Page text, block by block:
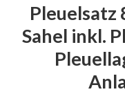
Pleuelsatz
Sahel inkl.